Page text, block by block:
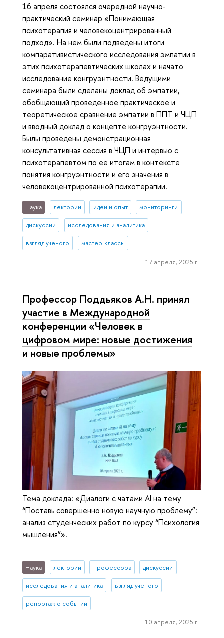
16 апреля состоялся очередной научно-
практический семинар «Понимающая
психотерапия и человекоцентрированный
подход». На нем были подведены итоги
компаративистического исследования эмпатии в
этих психотерапевтических школах и начато
исследование конгруэнтности. Ведущими
семинара были сделаны доклад об эмпатии,
обобщающий проведенное практическое и
теоретическое сравнение эмпатии в ППТ и ЧЦП
и вводный доклад о концепте конгруэнтности.
Былы проведены демонстрационная
консультативная сессия в ЧЦП и интервью с
психотерапевтом по ее итогам в контексте
понятия конгруэнтности и его значения в
человекоцентрированной психотерапии.
Наука лектории идеи и опыт мониторинги
дискуссии исследования и аналитика
взгляд ученого мастер-классы
17 апреля, 2025 г.
Профессор Поддьяков А.Н. принял
участие в Международной
конференции «Человек в
цифровом мире: новые достижения
и новые проблемы»
Тема доклада: «Диалоги с чатами AI на тему
“Поставь совершенно новую научную проблему”:
анализ студенческих работ по курсу “Психология
мышления”».
Наука лектории профессора дискуссии
исследования и аналитика взгляд ученого
репортаж о событии
10 апреля, 2025 г.